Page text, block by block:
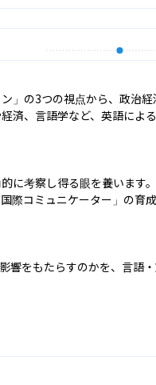
」の3つの視点から、政治
済、言語学など、英語によ
に考察し得る眼を養います
際コミュニケーター」の育
響をもたらすのかを、言語